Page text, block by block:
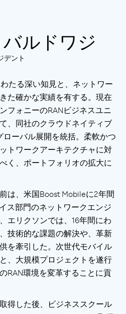
ルドワジ
デント
たる深い知見と、ネットワー
た確かな実績を有する。現在
フォニーのRANビジネスユニ
、同社のクラウドネイティブ
ローバル展開を統括。柔軟かつ
トワークアーキテクチャに対
く、ポートフォリオの拡大に
は、米国Boost Mobileに2年間
ス部門のネットワークエンジ
エリクソンでは、16年間にわ
技術的な課題の解決や、革新
を牽引した。次世代モバイル
、大規模プロジェクトを遂行
RAN環境を変革することに貢
得した後、ビジネススクール